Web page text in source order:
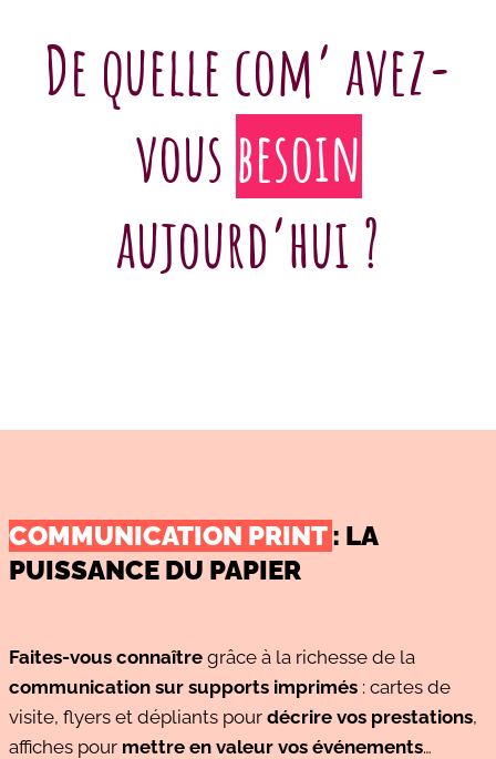
De quelle com’ avez-
vous besoin
aujourd’hui ?
COMMUNICATION PRINT: LA
PUISSANCE DU PAPIER
Faites-vous connaîtregrâce à la richesse de la
communication sur supports imprimés: cartes de
visite, flyers et dépliants pour décrire vos prestations,
affiches pour mettre en valeur vos événements…